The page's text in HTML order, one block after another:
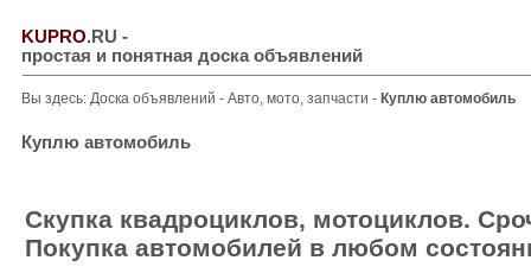
KUPRO.RU -
простая и понятная доска объявлений
Вы здесь: Доска объявлений - Авто, мото, запчасти - Куплю автомобиль
Куплю автомобиль
Скупка квадроциклов, мотоциклов.
Покупка автомобилей в любом